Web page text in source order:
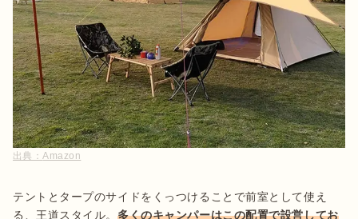
出典：Amazon
テントとタープのサイドをくっつけることで前室として使え
る、王道スタイル。多くのキャンパーはこの配置で設営してお